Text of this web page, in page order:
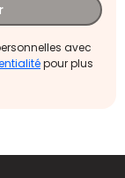
avec
pour plus